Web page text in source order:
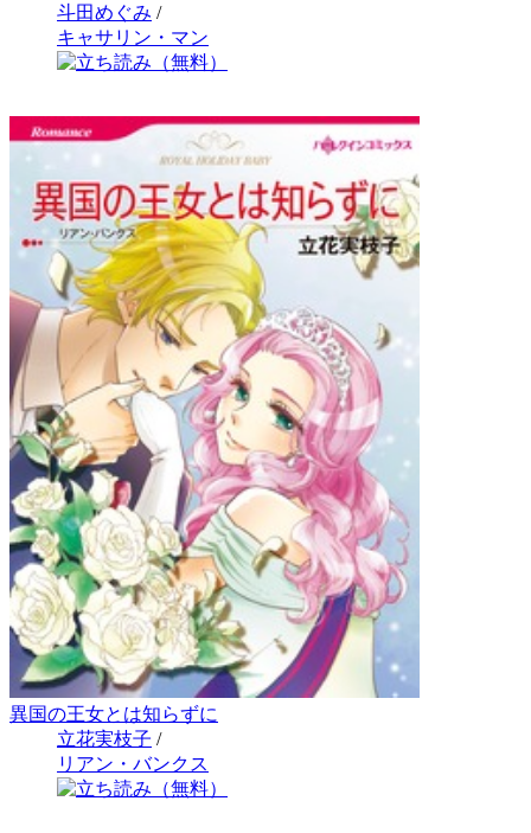
斗田めぐみ /
キャサリン・マン
異国の王女とは知らずに
立花実枝子 /
リアン・バンクス